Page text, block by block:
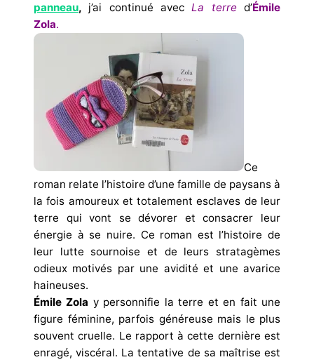
panneau, j’ai continué avecLa terre d’Émile
Zola.
Ce
roman relate l’histoire d’une famille de paysans à
la fois amoureux et totalement esclaves de leur
terre qui vont se dévorer et consacrer leur
énergie à se nuire. Ce roman est l’histoire de
leur lutte sournoise et de leurs stratagèmes
odieux motivés par une avidité et une avarice
haineuses.
Émile Zola y personnifie la terre et en fait une
figure féminine, parfois généreuse mais le plus
souvent cruelle. Le rapport à cette dernière est
enragé, viscéral. La tentative de sa maîtrise est